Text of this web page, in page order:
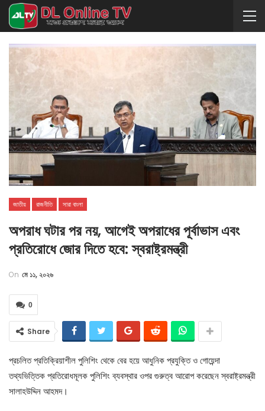
জাতীয় রাজনীতি সারা বাংলা
অপরাধ ঘটার পর নয়, আগেই অপরাধের পূর্বাভাস এবং
প্রতিরোধে জোর দিতে হবে: স্বরাষ্ট্রমন্ত্রী
On মে ১১, ২০২৬
0
Share
প্রচলিত প্রতিক্রিয়াশীল পুলিশিং থেকে বের হয়ে আধুনিক প্রযুক্তি ও গোয়েন্দা
তথ্যভিত্তিক প্রতিরোধমূলক পুলিশিং ব্যবস্থার ওপর গুরুত্ব আরোপ করেছেন স্বরাষ্ট্রমন্ত্রী
সালাহউদ্দিন আহমদ।